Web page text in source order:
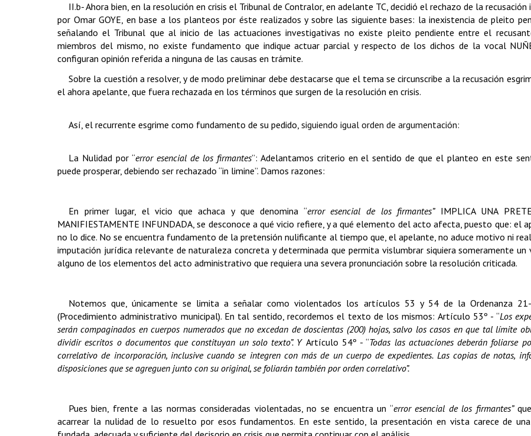
II.b- Ahora bien, en la resolución en crisis el Tribunal de Contralor, en adelante TC, decidió el rechazo de la recusación
por Omar GOYE, en base a los planteos por éste realizados y sobre las siguiente bases: la inexistencia de pleito
señalando el Tribunal que al inicio de las actuaciones investigativas no existe pleito pendiente entre el
miembros del mismo, no existe fundamento que indique actuar parcial y respecto de los dichos de la vocal
configuran opinión referida a ninguna de las causas en trámite.
Sobre la cuestión a resolver, y de modo preliminar debe destacarse que el tema se circunscribe a la recusación
el ahora apelante, que fuera rechazada en los términos que surgen de la resolución en crisis.
Así, el recurrente esgrime como fundamento de su pedido, siguiendo igual orden de argumentación:
La Nulidadpor “error esencial de los firmantes”: Adelantamos criterio en el sentido de que el planteo en este
puede prosperar, debiendo ser rechazado “in limine”. Damos razones:
En primer lugar, el vicio que achaca y que denomina “error esencial de los firmantes”IMPLICA UNA
MANIFIESTAMENTE INFUNDADA, se desconoce a qué vicio refiere, y a qué elemento del acto afecta, puesto que: el
no lo dice. No se encuentra fundamento de la pretensión nulificante al tiempo que, el apelante, no aduce motivo ni
imputación jurídica relevante de naturaleza concreta y determinada que permita vislumbrar siquiera someramente un
alguno de los elementos del acto administrativo que requiera una severa pronunciación sobre la resolución criticada.
Notemos que, únicamente se limita a señalar como violentados los artículos 53 y 54 de la Ordenanza
(Procedimiento administrativo municipal). En tal sentido, recordemos el texto de los mismos: Artículo 53º - “Los
serán compaginados en cuerpos numerados que no excedan de doscientas (200) hojas, salvo los casos en que tal límite
dividir escritos o documentos que constituyan un solo texto”. Y Artículo 54º - “Todas las actuaciones deberán foliarse
correlativo de incorporación, inclusive cuando se integren con más de un cuerpo de expedientes. Las copias de notas,
disposiciones que se agreguen junto con su original, se foliarán también por orden correlativo”.
Pues bien, frente a las normas consideradas violentadas, no se encuentra un “error esencial de los firmantes”
acarrear la nulidad de lo resuelto por esos fundamentos. En este sentido, la presentación en vista carece de